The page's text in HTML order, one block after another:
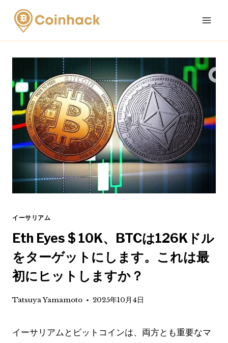
Skip
content
イーサリアム
Eth Eyes $ 10K、BTCは126Kドル
をターゲットにします。これは最
初にヒットしますか？
Tatsuya Yamamoto 2025年10月4日
イーサリアムとビットコインは、両方とも重要なマ